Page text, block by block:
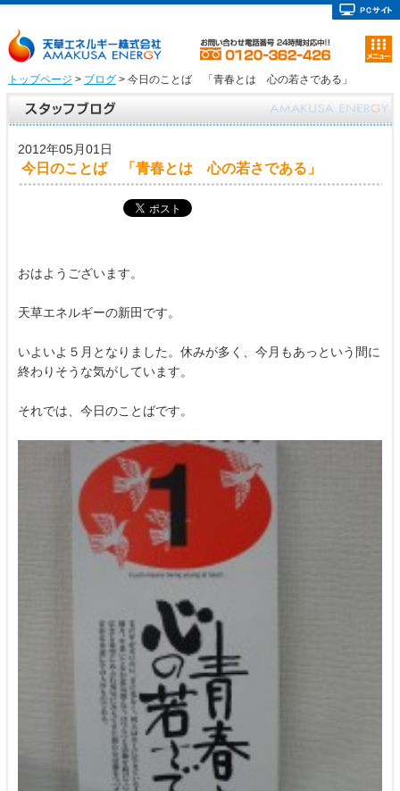
トップページ > ブログ> 今日のことば 「青春とは 心の若さである」
2012年05月01日
今日のことば 「青春とは 心の若さである」
おはようございます。
天草エネルギーの新田です。
いよいよ５月となりました。休みが多く、今月もあっという間に
終わりそうな気がしています。
それでは、今日のことばです。